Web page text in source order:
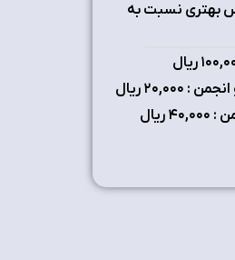
بهتری نسبت به
ریال